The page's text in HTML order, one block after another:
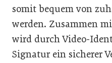
somit bequem von
werden. Zusammen
wird durch Video-
Signatur ein sicherer